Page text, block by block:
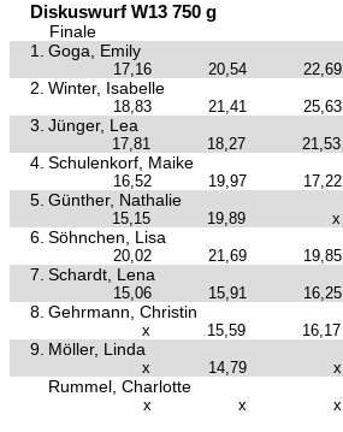
Diskuswurf W13 750 g
Finale
1.
Goga, Emily
17,16 20,54 22,69
2. Winter, Isabelle
18,83 21,41 25,63
3. Jünger, Lea
17,81 18,27 21,53
4. Schulenkorf, Maike
16,52 19,97 17,22
5. Günther, Nathalie
15,15 19,89 x
6. Söhnchen, Lisa
20,02 21,69 19,85
7. Schardt, Lena
15,06 15,91 16,25
8. Gehrmann, Christin
x 15,59 16,17
9. Möller, Linda
x 14,79 x
Rummel, Charlotte
x x x